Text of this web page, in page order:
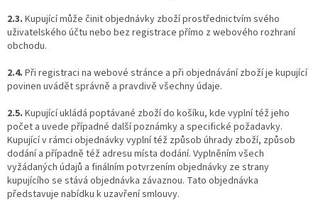
2.3. Kupující může činit objednávky zboží prostřednictvím svého
uživatelského účtu nebo bez registrace přímo z webového rozhraní
obchodu.
2.4. Při registraci na webové stránce a při objednávání zboží je kupující
povinen uvádět správně a pravdivě všechny údaje.
2.5. Kupující ukládá poptávané zboží do košíku, kde vyplní též jeho
počet a uvede případné další poznámky a specifické požadavky.
Kupující v rámci objednávky vyplní též způsob úhrady zboží, způsob
dodání a případně též adresu místa dodání. Vyplněním všech
vyžádaných údajů a finálním potvrzením objednávky ze strany
kupujícího se stává objednávka závaznou. Tato objednávka
představuje nabídku k uzavření smlouvy.